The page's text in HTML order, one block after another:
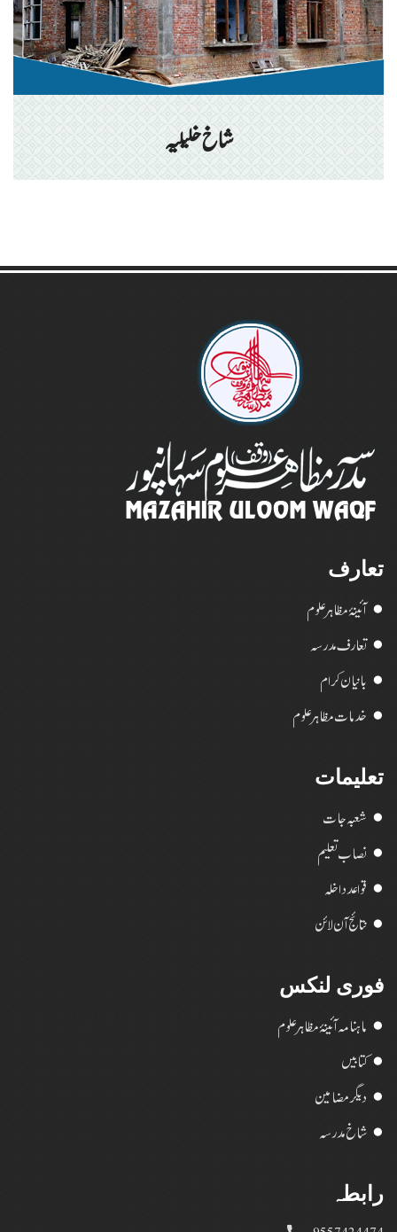
شاخ خلیلیہ
تعارف
آئینۂ مظاہر علوم
تعارف مدرسہ
بانیان کرام
خدمات مظاہر علوم
تعلیمات
شعبہ جات
نصاب تعلیم
قواعد داخلہ
نتائج آن لائن
فوری لنکس
ماہنامہ آئینۂ مظاہر علوم
کتابیں
دیگر مضامین
شاخ مدرسہ
رابطہ